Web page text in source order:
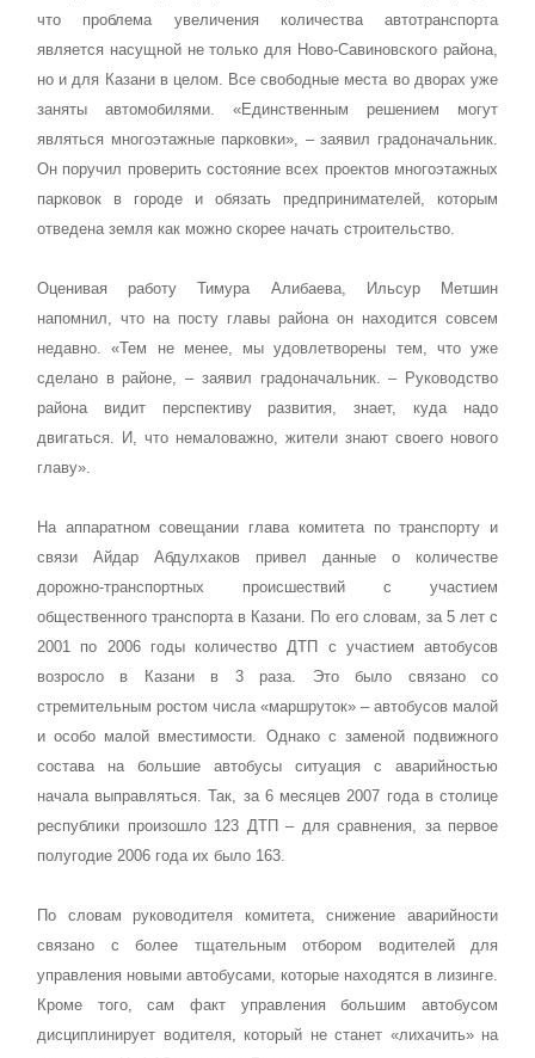
что проблема увеличения количества автотранспорта
является насущной не только для Ново-Савиновского района,
но и для Казани в целом. Все свободные места во дворах уже
заняты автомобилями. «Единственным решением могут
являться многоэтажные парковки», – заявил градоначальник.
Он поручил проверить состояние всех проектов многоэтажных
парковок в городе и обязать предпринимателей, которым
отведена земля как можно скорее начать строительство.
Оценивая работу Тимура Алибаева, Ильсур Метшин
напомнил, что на посту главы района он находится совсем
недавно. «Тем не менее, мы удовлетворены тем, что уже
сделано в районе, – заявил градоначальник. – Руководство
района видит перспективу развития, знает, куда надо
двигаться. И, что немаловажно, жители знают своего нового
главу».
На аппаратном совещании глава комитета по транспорту и
связи Айдар Абдулхаков привел данные о количестве
дорожно-транспортных происшествий с участием
общественного транспорта в Казани. По его словам, за 5 лет с
2001 по 2006 годы количество ДТП с участием автобусов
возросло в Казани в 3 раза. Это было связано со
стремительным ростом числа «маршруток» – автобусов малой
и особо малой вместимости. Однако с заменой подвижного
состава на большие автобусы ситуация с аварийностью
начала выправляться. Так, за 6 месяцев 2007 года в столице
республики произошло 123 ДТП – для сравнения, за первое
полугодие 2006 года их было 163.
По словам руководителя комитета, снижение аварийности
связано с более тщательным отбором водителей для
управления новыми автобусами, которые находятся в лизинге.
Кроме того, сам факт управления большим автобусом
дисциплинирует водителя, который не станет «лихачить» на